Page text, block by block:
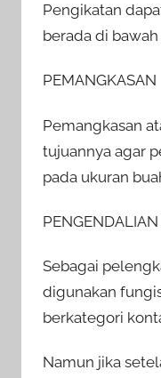
Pengikatan
berada di
PEMANGKASAN
Pemangkasan
tujuannya agar
pada ukuran
Sebagai
digunakan
berkategori
Namun jika